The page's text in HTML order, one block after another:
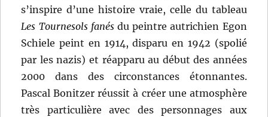
s’inspire d’une histoire vraie, celle du tableau
Les Tournesols fanésdu peintre autrichien Egon
Schiele peint en 1914, disparu en 1942 (spolié
par les nazis) et réapparu au début des années
2000 dans des circonstances étonnantes.
Pascal Bonitzer réussit à créer une atmosphère
très particulière avec des personnages aux